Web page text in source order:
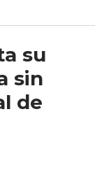
su
sin
de